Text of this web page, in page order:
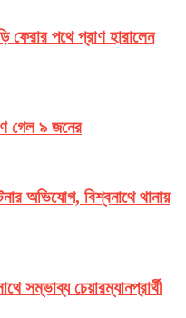
ফেরার পথে প্রাণ হারালেন
গেল ৯ জনের
অভিযোগ, বিশ্বনাথে থানায়
সম্ভাব্য চেয়ারম্যানপ্রার্থী